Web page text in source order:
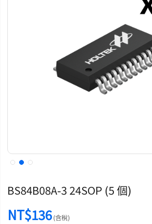
BS84B08A-3 24SOP (5 個)
NT$136(含稅)